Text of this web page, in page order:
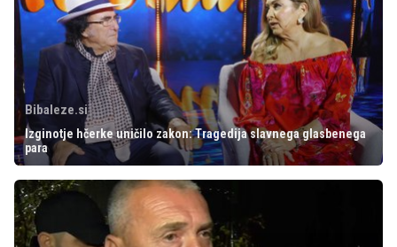
Bibaleze.si
Izginotje hčerke uničilo zakon: Tragedija slavnega glasbenega
para